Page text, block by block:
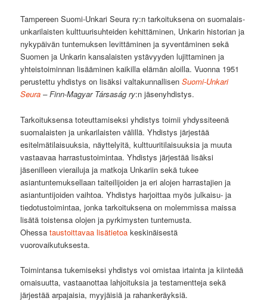
Tampereen Suomi-Unkari Seura ry:n tarkoituksena on suomalais-
unkarilaisten kulttuurisuhteiden kehittäminen, Unkarin historian ja
nykypäivän tuntemuksen levittäminen ja syventäminen sekä
Suomen ja Unkarin kansalaisten ystävyyden lujittaminen ja
yhteistoiminnan lisääminen kaikilla elämän aloilla. Vuonna 1951
perustettu yhdistys on lisäksi valtakunnallisenSuomi-Unkari
Seura – Finn-Magyar Társaság ry:n jäsenyhdistys.
Tarkoituksensa toteuttamiseksi yhdistys toimii yhdyssiteenä
suomalaisten ja unkarilaisten välillä. Yhdistys järjestää
esitelmätilaisuuksia, näyttelyitä, kulttuuritilaisuuksia ja muuta
vastaavaa harrastustoimintaa. Yhdistys järjestää lisäksi
jäsenilleen vierailuja ja matkoja Unkariin sekä tukee
asiantuntemuksellaan taiteilijoiden ja eri alojen harrastajien ja
asiantuntijoiden vaihtoa. Yhdistys harjoittaa myös julkaisu- ja
tiedotustoimintaa, jonka tarkoituksena on molemmissa maissa
lisätä toistensa olojen ja pyrkimysten tuntemusta.
Ohessataustoittavaa lisätietoa keskinäisestä
vuorovaikutuksesta.
Toimintansa tukemiseksi yhdistys voi omistaa irtainta ja kiinteää
omaisuutta, vastaanottaa lahjoituksia ja testamentteja sekä
järjestää arpajaisia, myyjäisiä ja rahankeräyksiä.